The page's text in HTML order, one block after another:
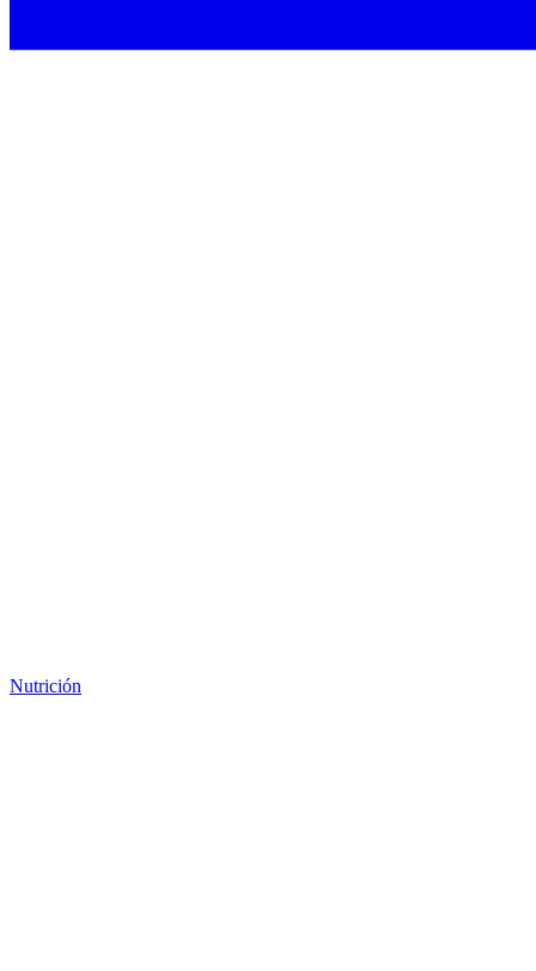
Nutrición